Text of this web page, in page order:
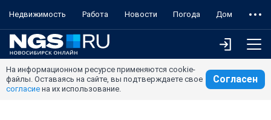
Недвижимость Работа Новости Погода Дом
На информационном ресурсе применяются cookie-
файлы. Оставаясь на сайте, вы подтверждаете свое
согласие на их использование.
Согласен